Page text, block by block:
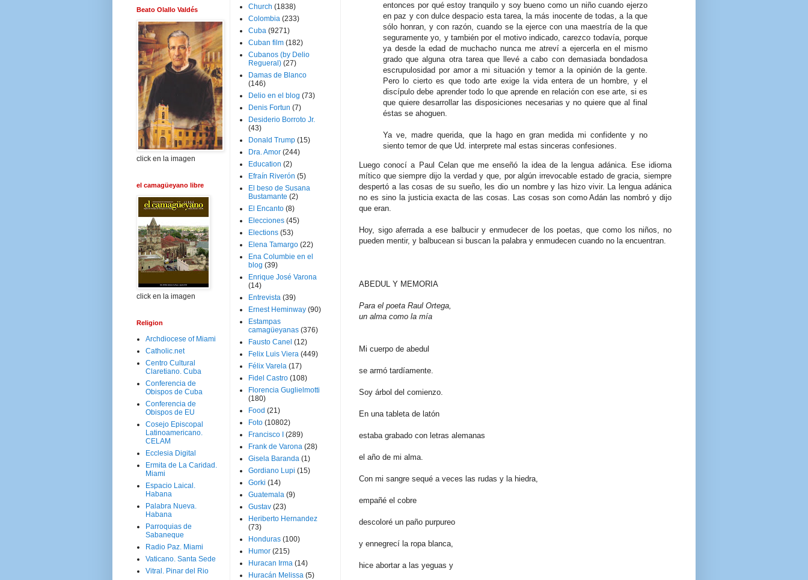
entonces por qué estoy tranquilo y soy bueno como un niño cuando ejerzo
en paz y con dulce despacio esta tarea, la más inocente de todas, a la que
sólo honran, y con razón, cuando se la ejerce con una maestría de la que
seguramente yo, y también por el motivo indicado, carezco todavía, porque
ya desde la edad de muchacho nunca me atreví a ejercerla en el mismo
grado que alguna otra tarea que llevé a cabo con demasiada bondadosa
escrupulosidad por amor a mi situación y temor a la opinión de la gente.
Pero lo cierto es que todo arte exige la vida entera de un hombre, y el
discípulo debe aprender todo lo que aprende en relación con ese arte, si es
que quiere desarrollar las disposiciones necesarias y no quiere que al final
éstas se ahoguen.
Ya ve, madre querida, que la hago en gran medida mi confidente y no
siento temor de que Ud. interprete mal estas sinceras confesiones.
Luego conocí a Paul Celan que me enseñó la idea de la lengua adánica. Ese idioma
mítico que siempre dijo la verdad y que, por algún irrevocable estado de gracia, siempre
despertó a las cosas de su sueño, les dio un nombre y las hizo vivir. La lengua adánica
no es sino la justicia exacta de las cosas. Las cosas son como Adán las nombró y dijo
que eran.
Hoy, sigo aferrada a ese balbucir y enmudecer de los poetas, que como los niños, no
pueden mentir, y balbucean si buscan la palabra y enmudecen cuando no la encuentran.
ABEDUL Y MEMORIA
Para el poeta Raul Ortega,
un alma como la mía
Mi cuerpo de abedul
se armó tardíamente.
Soy árbol del comienzo.
En una tableta de latón
estaba grabado con letras alemanas
el año de mi alma.
Con mi sangre sequé a veces las rudas y la hiedra,
empañé el cobre
descoloré un paño purpureo
y ennegrecí la ropa blanca,
hice abortar a las yeguas y
Beato Olallo Valdés
click en la imagen
el camagüeyano libre
click en la imagen
Religion
Archdiocese of Miami
Catholic.net
Centro Cultural
Claretiano. Cuba
Conferencia de
Obispos de Cuba
Conferencia de
Obispos de EU
Cosejo Episcopal
Latinoamericano.
CELAM
Ecclesia Digital
Ermita de La Caridad.
Miami
Espacio Laical.
Habana
Palabra Nueva.
Habana
Parroquias de
Sabaneque
Radio Paz. Miami
Vaticano. Santa Sede
Vitral. Pinar del Rio
Church (1838)
Colombia (233)
Cuba (9271)
Cuban film (182)
Cubanos (by Delio
Regueral) (27)
Damas de Blanco
(146)
Delio en el blog (73)
Denis Fortun (7)
Desiderio Borroto Jr.
(43)
Donald Trump (15)
Dra. Amor (244)
Education (2)
Efraín Riverón (5)
El beso de Susana
Bustamante (2)
El Encanto (8)
Elecciones (45)
Elections (53)
Elena Tamargo (22)
Ena Columbie en el
blog (39)
Enrique José Varona
(14)
Entrevista (39)
Ernest Heminway (90)
Estampas
camagüeyanas (376)
Fausto Canel (12)
Felix Luis Viera (449)
Félix Varela (17)
Fidel Castro (108)
Florencia Guglielmotti
(180)
Food (21)
Foto (10802)
Francisco I
(289)
Frank de Varona (28)
Gisela Baranda (1)
Gordiano Lupi (15)
Gorki (14)
Guatemala (9)
Gustav (23)
Heriberto Hernandez
(73)
Honduras (100)
Humor (215)
Huracan Irma (14)
Huracán Melissa (5)